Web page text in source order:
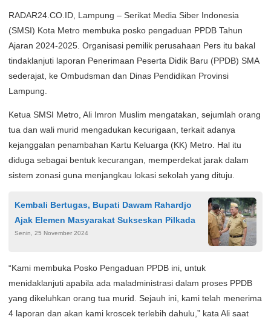
RADAR24.CO.ID, Lampung – Serikat Media Siber Indonesia
(SMSI) Kota Metro membuka posko pengaduan PPDB Tahun
Ajaran 2024-2025. Organisasi pemilik perusahaan Pers itu bakal
tindaklanjuti laporan Penerimaan Peserta Didik Baru (PPDB) SMA
sederajat, ke Ombudsman dan Dinas Pendidikan Provinsi
Lampung.
Ketua SMSI Metro, Ali Imron Muslim mengatakan, sejumlah orang
tua dan wali murid mengadukan kecurigaan, terkait adanya
kejanggalan penambahan Kartu Keluarga (KK) Metro. Hal itu
diduga sebagai bentuk kecurangan, memperdekat jarak dalam
sistem zonasi guna menjangkau lokasi sekolah yang dituju.
Kembali Bertugas, Bupati Dawam Rahardjo
Ajak Elemen Masyarakat Sukseskan Pilkada
Senin, 25 November 2024
“Kami membuka Posko Pengaduan PPDB ini, untuk
menidaklanjuti apabila ada maladministrasi dalam proses PPDB
yang dikeluhkan orang tua murid. Sejauh ini, kami telah menerima
4 laporan dan akan kami kroscek terlebih dahulu,” kata Ali saat